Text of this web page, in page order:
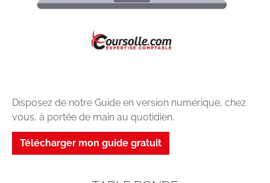
Disposez de notre Guide en version numérique, chez
vous, à portée de main au quotidien.
Télécharger mon guide gratuit